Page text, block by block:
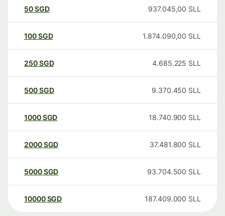
50SGD 937.045,00 SLL
100SGD 1.874.090,00 SLL
250SGD 4.685.225 SLL
500SGD 9.370.450 SLL
1000SGD 18.740.900 SLL
2000SGD 37.481.800 SLL
5000SGD 93.704.500 SLL
10000 SGD 187.409.000 SLL